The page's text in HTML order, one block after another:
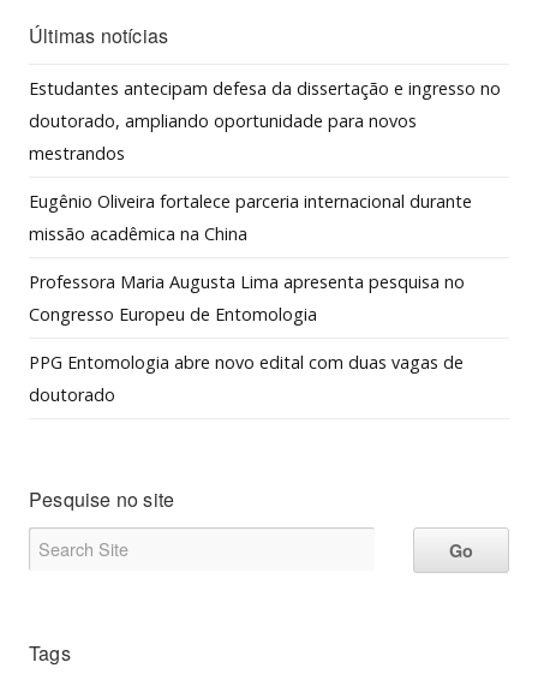
Últimas notícias
Estudantes antecipam defesa da dissertação e ingresso no
doutorado, ampliando oportunidade para novos
mestrandos
Eugênio Oliveira fortalece parceria internacional durante
missão acadêmica na China
Professora Maria Augusta Lima apresenta pesquisa no
Congresso Europeu de Entomologia
PPG Entomologia abre novo edital com duas vagas de
doutorado
Pesquise no site
Tags